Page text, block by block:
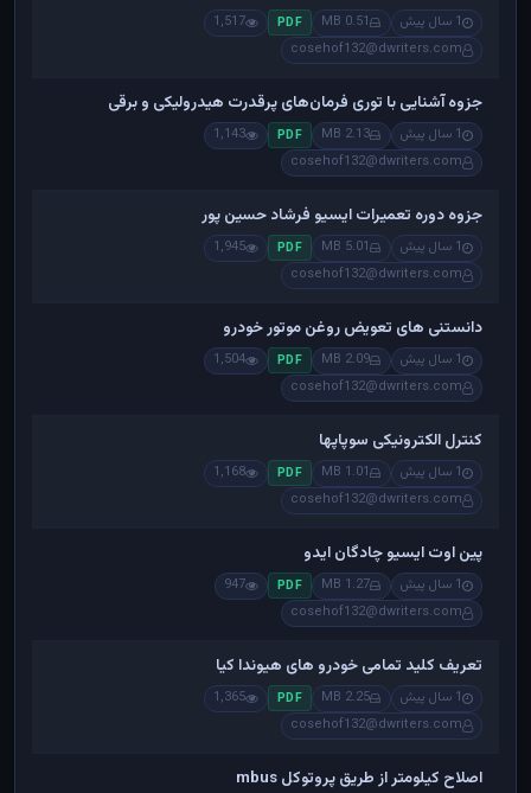
1 سال پیش 0.51 MB
PDF
1,517
cosehof132@dwriters.com
جزوه آشنایی با توری فرمان‌های پرقدرت هیدرولیکی و برقی
1 سال پیش 2.13 MB
PDF
1,143
cosehof132@dwriters.com
جزوه دوره تعمیرات ایسیو فرشاد حسین پور
1 سال پیش 5.01 MB
PDF
1,945
cosehof132@dwriters.com
دانستنی های تعویض روغن موتور خودرو
1 سال پیش 2.09 MB
PDF
1,504
cosehof132@dwriters.com
کنترل الکترونیکی سوپاپها
1 سال پیش 1.01 MB
PDF
1,168
cosehof132@dwriters.com
پین اوت ایسیو چادگان ایدو
1 سال پیش 1.27 MB
PDF
947
cosehof132@dwriters.com
تعریف کلید تمامی خودرو های هیوندا کیا
1 سال پیش 2.25 MB
PDF
1,365
cosehof132@dwriters.com
اصلاح کیلومتر از طریق پروتوکل mbus